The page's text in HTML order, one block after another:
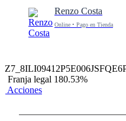
Renzo Costa
Online • Pago en Tienda
Franja legal 180.53%
Acciones